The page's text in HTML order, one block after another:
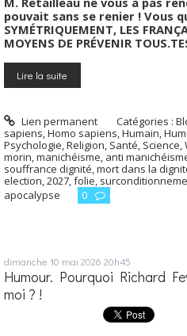
pouvait sans se renier ! Vous
SYMÉTRIQUEMENT, LES
MOYENS DE PRÉVENIR
Lire la suite
Lien permanent Catégories :
sapiens,Homo sapiens,Humain,
Psychologie,Religion, Santé, Science,
morin,manichéisme, anti
souffrance dignité,mort dans la
election,2027,folie,
apocalypse
0
dimanche 10 mai 2026 20h45
Humour. Pourquoi Richard
moi ? !